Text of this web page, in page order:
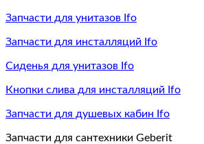
Запчасти для унитазов Ifo
Запчасти для инсталляций Ifo
Сиденья для унитазов Ifo
Кнопки слива для инсталляций Ifo
Запчасти для душевых кабин Ifo
Запчасти для сантехники Geberit